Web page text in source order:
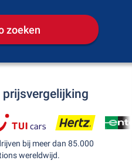
zoeken
bij meer dan 85.000
wereldwijd.